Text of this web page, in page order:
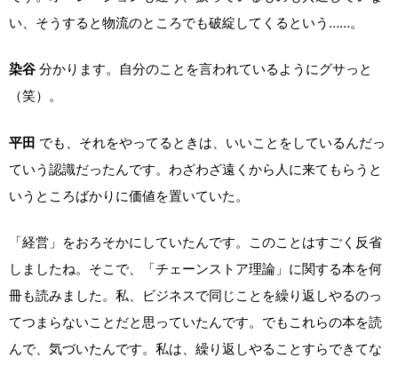
い、そうすると物流のところでも破綻してくるという……。
染谷 分かります。自分のことを言われているようにグサっと
（笑）。
平田 でも、それをやってるときは、いいことをしているんだっ
ていう認識だったんです。わざわざ遠くから人に来てもらうと
いうところばかりに価値を置いていた。
「経営」をおろそかにしていたんです。このことはすごく反省
しましたね。そこで、「チェーンストア理論」に関する本を何
冊も読みました。私、ビジネスで同じことを繰り返しやるのっ
てつまらないことだと思っていたんです。でもこれらの本を読
んで、気づいたんです。私は、繰り返しやることすらできてな